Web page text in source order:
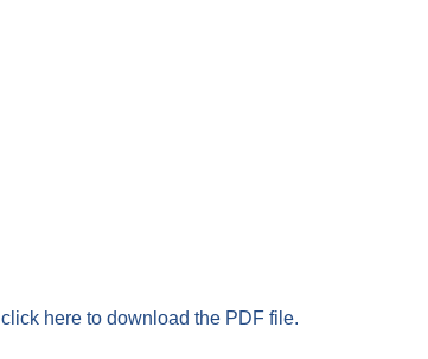
click here to download the PDF file.